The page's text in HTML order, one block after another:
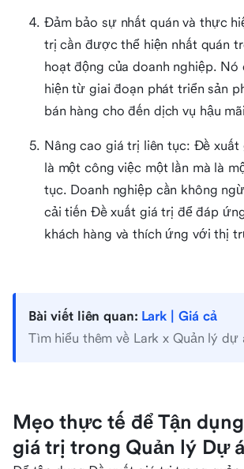
Đảm bảo sự nhất quán và thực
trị cần được thể hiện nhất quán
hoạt động của doanh nghiệp.
hiện từ giai đoạn phát triển sản
bán hàng cho đến dịch vụ hậu
Nâng cao giá trị liên tục: Đề xuất
là một công việc một lần mà là
tục. Doanh nghiệp cần không
cải tiến Đề xuất giá trị để đáp
khách hàng và thích ứng với thị
Bài viết liên quan: Lark | Giá cả
Tìm hiểu thêm về Lark x Quản lý dự
Mẹo thực tế để Tận
giá trị trong Quản lý Dự